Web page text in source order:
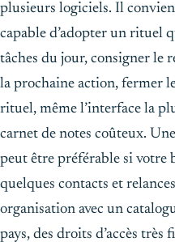
plusieurs logiciels. Il
capable d’adopter un rituel
tâches du jour, consigner le
la prochaine action, fermer
rituel, même l’interface la
carnet de notes coûteux.
peut être préférable si votre
quelques contacts et
organisation avec un
pays, des droits d’accès